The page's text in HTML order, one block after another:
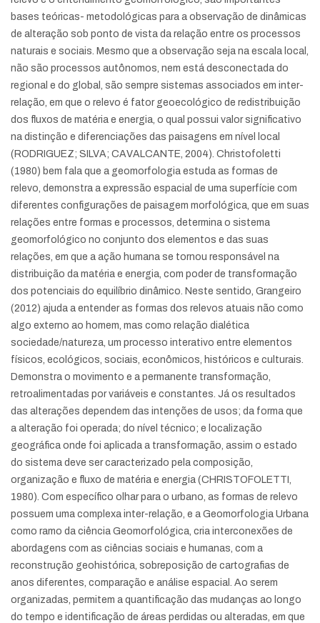
bases teóricas- metodológicas para a observação de dinâmicas
de alteração sob ponto de vista da relação entre os processos
naturais e sociais. Mesmo que a observação seja na escala local,
não são processos autônomos, nem está desconectada do
regional e do global, são sempre sistemas associados em inter-
relação, em que o relevo é fator geoecológico de redistribuição
dos fluxos de matéria e energia, o qual possui valor significativo
na distinção e diferenciações das paisagens em nível local
(RODRIGUEZ; SILVA; CAVALCANTE, 2004). Christofoletti
(1980) bem fala que a geomorfologia estuda as formas de
relevo, demonstra a expressão espacial de uma superfície com
diferentes configurações de paisagem morfológica, que em suas
relações entre formas e processos, determina o sistema
geomorfológico no conjunto dos elementos e das suas
relações, em que a ação humana se tornou responsável na
distribuição da matéria e energia, com poder de transformação
dos potenciais do equilíbrio dinâmico. Neste sentido, Grangeiro
(2012) ajuda a entender as formas dos relevos atuais não como
algo externo ao homem, mas como relação dialética
sociedade/natureza, um processo interativo entre elementos
físicos, ecológicos, sociais, econômicos, históricos e culturais.
Demonstra o movimento e a permanente transformação,
retroalimentadas por variáveis e constantes. Já os resultados
das alterações dependem das intenções de usos; da forma que
a alteração foi operada; do nível técnico; e localização
geográfica onde foi aplicada a transformação, assim o estado
do sistema deve ser caracterizado pela composição,
organização e fluxo de matéria e energia (CHRISTOFOLETTI,
1980). Com específico olhar para o urbano, as formas de relevo
possuem uma complexa inter-relação, e a Geomorfologia Urbana
como ramo da ciência Geomorfológica, cria interconexões de
abordagens com as ciências sociais e humanas, com a
reconstrução geohistórica, sobreposição de cartografias de
anos diferentes, comparação e análise espacial. Ao serem
organizadas, permitem a quantificação das mudanças ao longo
do tempo e identificação de áreas perdidas ou alteradas, em que